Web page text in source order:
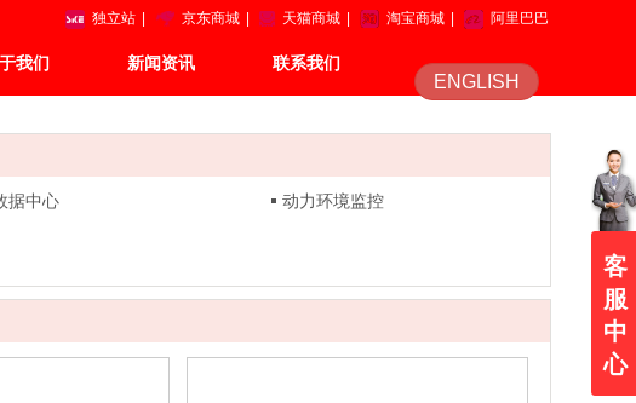
ENGLISH
我们 新闻资讯 联系我们
独立站 京东商城 天猫商城 淘宝商城 阿里巴巴
据中心 动力环境监控
客
服
中
心